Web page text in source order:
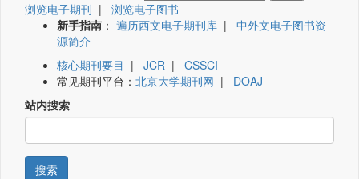
浏览电子期刊 | 浏览电子图书
新手指南 ： 遍历西文电子期刊库 | 中外文电子图书资
源简介
核心期刊要目 | JCR | CSSCI
常见期刊平台： 北京大学期刊网 | DOAJ
站内搜索
搜索